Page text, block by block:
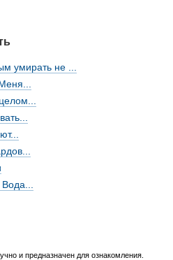
умирать не ...
и предназначен для ознакомления.